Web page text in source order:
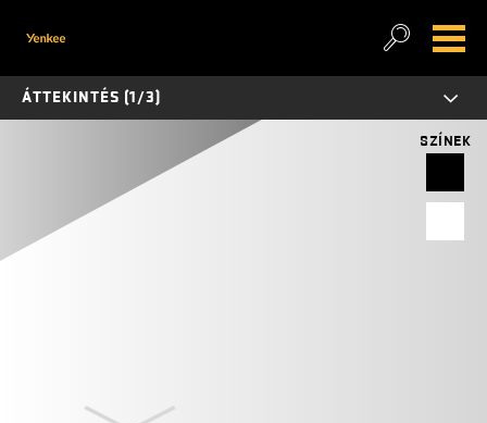
SZÍNEK
ÁTTEKINTÉS (1/3)